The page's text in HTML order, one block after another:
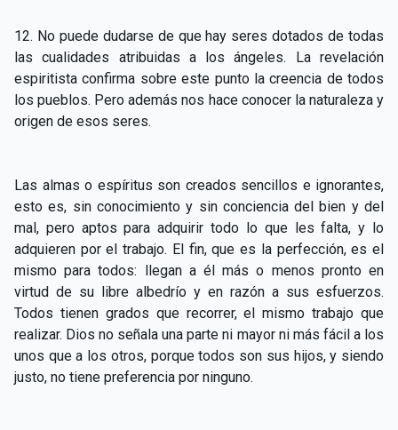
12. No puede dudarse de que hay seres dotados de todas
las cualidades atribuidas a los ángeles. La revelación
espiritista confirma sobre este punto la creencia de todos
los pueblos. Pero además nos hace conocer la naturaleza y
origen de esos seres.
Las almas o espíritus son creados sencillos e ignorantes,
esto es, sin conocimiento y sin conciencia del bien y del
mal, pero aptos para adquirir todo lo que les falta, y lo
adquieren por el trabajo. El fin, que es la perfección, es el
mismo para todos: llegan a él más o menos pronto en
virtud de su libre albedrío y en razón a sus esfuerzos.
Todos tienen grados que recorrer, el mismo trabajo que
realizar. Dios no señala una parte ni mayor ni más fácil a los
unos que a los otros, porque todos son sus hijos, y siendo
justo, no tiene preferencia por ninguno.